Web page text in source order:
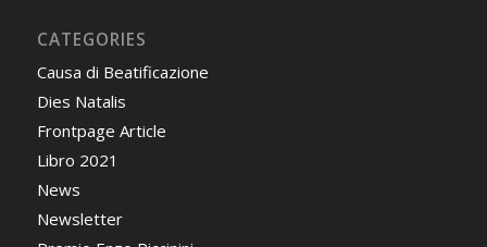
CATEGORIES
Causa di Beatificazione
Dies Natalis
Frontpage Article
Libro 2021
News
Newsletter